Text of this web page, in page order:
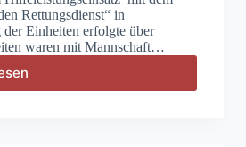
Rettungsdienst“ in
Einheiten erfolgte über
waren mit Mannschaft…